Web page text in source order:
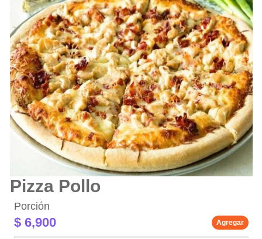
Pizza Pollo
Porción
$ 6,900 Agregar